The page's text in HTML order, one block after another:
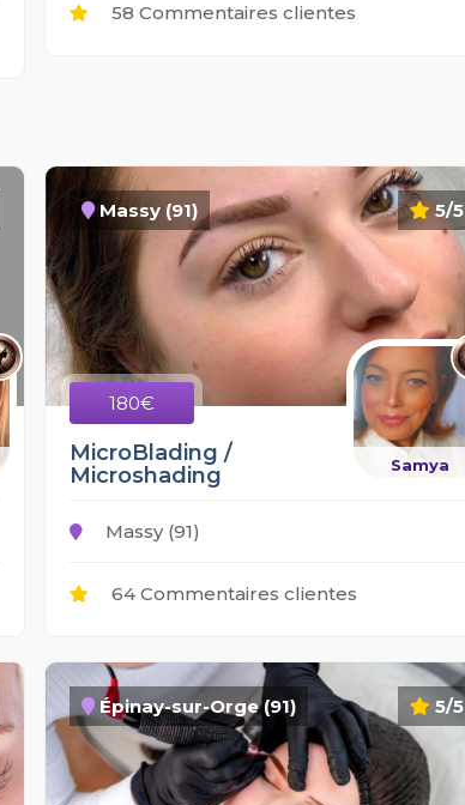
58 Commentaires clientes
5/5
Massy (91)
180€
Samya
MicroBlading /
Microshading
Massy (91)
64 Commentaires clientes
5/5
Épinay-sur-Orge (91)